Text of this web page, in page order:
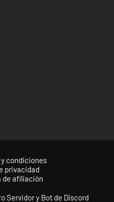
condiciones
privacidad
de afiliación
Servidor y Bot de Discord